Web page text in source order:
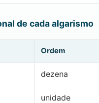
de cada algarismo
Ordem
dezena
unidade